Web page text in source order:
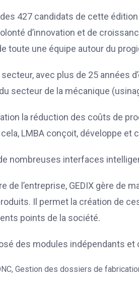
427 candidats de cette
d’innovation et de
toute une équipe autour du
avec plus de 25 années
secteur de la mécanique
la réduction des coûts de
LMBA conçoit, développe et
nombreuses interfaces
de l’entreprise, GEDIX gère de
Il permet la création de
points de la société.
des modules indépendants
Gestion des dossiers de